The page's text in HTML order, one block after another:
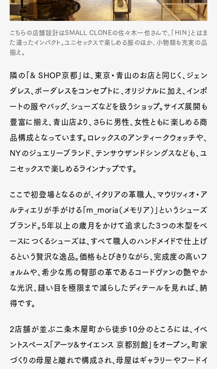
Pen Membership
Magazine
Contact
Pen international Pen tw
こちらの店舗設計はSMALL CLONEの佐々木一也さんで、「HIN」とはま
た違ったインパクト。ユニセックスで楽しめる服のほか、小物類も充実の品
揃え。
隣の「& SHOP京都」は、東京・青山のお店と同じく、ジェン
ダレス、ボーダレスをコンセプトに、オリジナルに加え、インポ
ートの服やバッグ、シューズなどを扱うショップ。サイズ展開も
豊富に揃え、青山店より、さらに男性、女性ともに楽しめる商
品構成となっています。ロレックスのアンティークウォッチや、
NYのジュエリーブランド、テンサウザンドシングスなども、ユ
ニセックスで楽しめるラインナップです。
ここで初登場となるのが、イタリアの革職人、マウリツィオ・ア
ルティエリが手がける「m_moria（メモリア）」というシューズ
ブランド。5年以上の歳月をかけて追求した3つの木型をベ
ースにつくるシューズは、すべて職人のハンドメイドで仕上げ
るという贅沢な逸品。価格もとびきりながら、完成度の高いフ
ォルムや、希少な馬の臀部の革であるコードヴァンの艶やか
な光沢、縫い目を極限まで減らしたディテールを見れば、納
得です。
2店舗が並ぶ二条木屋町から徒歩10分のところには、イベ
ントスペース「アーツ&サイエンス 京都別館」をオープン。町家
づくりの母屋と離れで構成され、母屋はギャラリーやフードイ